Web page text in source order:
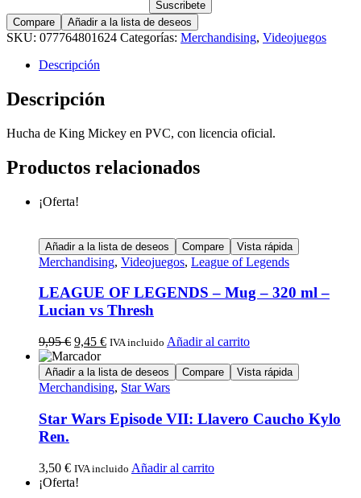
Compare Añadir a la lista de deseos
SKU: 077764801624 Categorías: Merchandising, Videojuegos
Descripción
Descripción
Hucha de King Mickey en PVC, con licencia oficial.
Productos relacionados
¡Oferta!
Añadir a la lista de deseos Compare Vista rápida
Merchandising, Videojuegos, League of Legends
LEAGUE OF LEGENDS – Mug – 320 ml –
Lucian vs Thresh
9,95€ 9,45 € IVA incluido Añadir al carrito
Añadir a la lista de deseos Compare Vista rápida
Merchandising, Star Wars
Star Wars Episode VII: Llavero Caucho Kylo
Ren.
3,50 € IVA incluido Añadir al carrito
¡Oferta!